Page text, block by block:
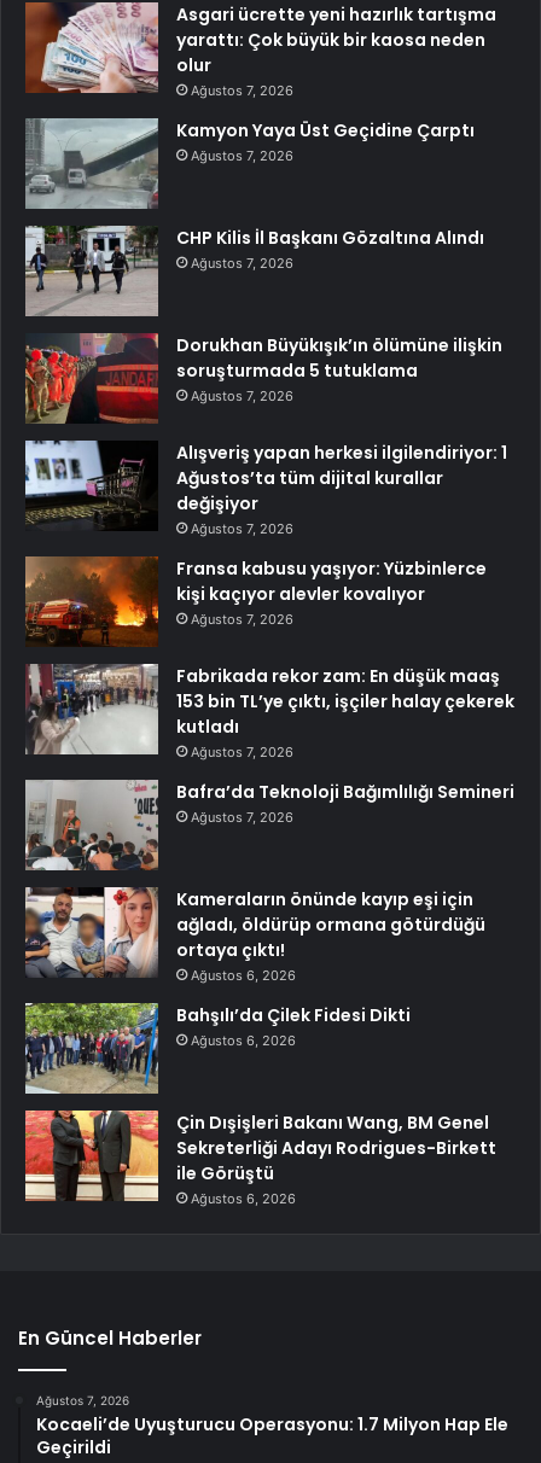
Asgari ücrette yeni hazırlık tartışma
yarattı: Çok büyük bir kaosa neden
olur
Ağustos 7, 2026
Kamyon Yaya Üst Geçidine Çarptı
Ağustos 7, 2026
CHP Kilis İl Başkanı Gözaltına Alındı
Ağustos 7, 2026
Dorukhan Büyükışık’ın ölümüne ilişkin
soruşturmada 5 tutuklama
Ağustos 7, 2026
Alışveriş yapan herkesi ilgilendiriyor: 1
Ağustos’ta tüm dijital kurallar
değişiyor
Ağustos 7, 2026
Fransa kabusu yaşıyor: Yüzbinlerce
kişi kaçıyor alevler kovalıyor
Ağustos 7, 2026
Fabrikada rekor zam: En düşük maaş
153 bin TL’ye çıktı, işçiler halay çekerek
kutladı
Ağustos 7, 2026
Bafra’da Teknoloji Bağımlılığı Semineri
Ağustos 7, 2026
Kameraların önünde kayıp eşi için
ağladı, öldürüp ormana götürdüğü
ortaya çıktı!
Ağustos 6, 2026
Bahşılı’da Çilek Fidesi Dikti
Ağustos 6, 2026
Çin Dışişleri Bakanı Wang, BM Genel
Sekreterliği Adayı Rodrigues-Birkett
ile Görüştü
Ağustos 6, 2026
En Güncel Haberler
Ağustos 7, 2026
Kocaeli’de Uyuşturucu Operasyonu: 1.7 Milyon Hap Ele
Geçirildi